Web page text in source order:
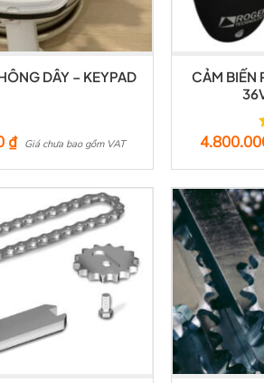
DÂY – KEYPAD
₫ Giá chưa bao gồm VAT
CẢM BIẾN